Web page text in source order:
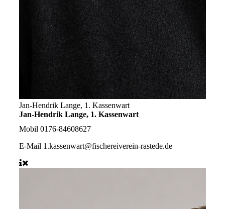
Jan-Hendrik Lange, 1. Kassenwart
Jan-Hendrik Lange, 1. Kassenwart
Mobil 0176-84608627
E-Mail 1.kassenwart@fischereiverein-rastede.de